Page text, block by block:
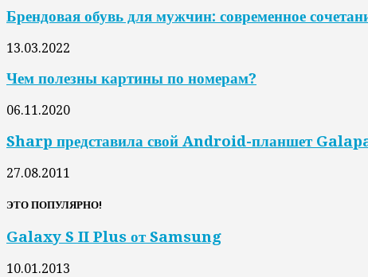
Брендовая обувь для мужчин: современное
13.03.2022
Чем полезны картины по номерам?
06.11.2020
Sharp представила свой Android-планшет
27.08.2011
ЭТО ПОПУЛЯРНО!
Galaxy S II Plus от Samsung
10.01.2013